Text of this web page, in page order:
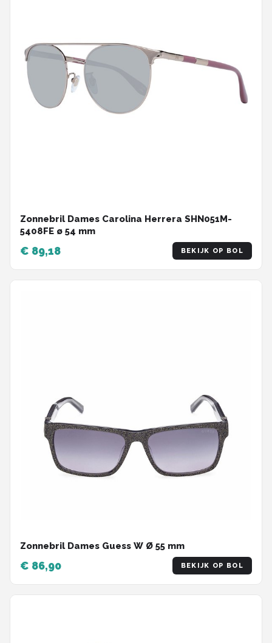
Zonnebril Dames Carolina Herrera SHN051M-
5408FE ø 54 mm
€ 89,18 BEKIJK OP BOL
Zonnebril Dames Guess W Ø 55 mm
€ 86,90 BEKIJK OP BOL